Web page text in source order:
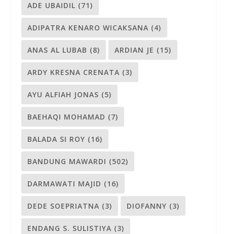
ADE UBAIDIL (71)
ADIPATRA KENARO WICAKSANA (4)
ANAS AL LUBAB (8) ARDIAN JE (15)
ARDY KRESNA CRENATA (3)
AYU ALFIAH JONAS (5)
BAEHAQI MOHAMAD (7)
BALADA SI ROY (16)
BANDUNG MAWARDI (502)
DARMAWATI MAJID (16)
DEDE SOEPRIATNA (3) DIOFANNY (3)
ENDANG S. SULISTIYA (3)